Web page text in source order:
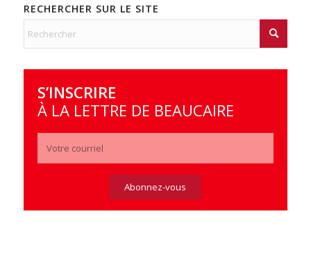
RECHERCHER SUR LE SITE
S’INSCRIRE
À LA LETTRE DE BEAUCAIRE